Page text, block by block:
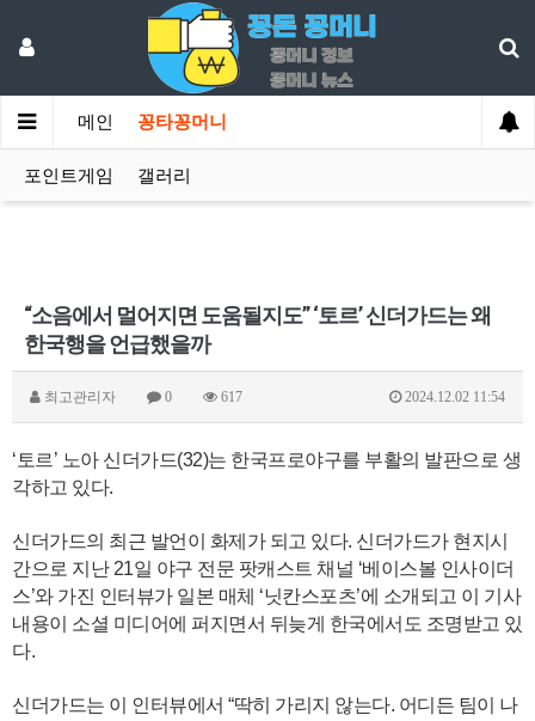
메인 꽁타꽁머니
포인트게임 갤러리
“소음에서 멀어지면 도움될지도” ‘토르’ 신더가드는 왜
한국행을 언급했을까
최고관리자 0 617 2024.12.02 11:54
‘토르’ 노아 신더가드(32)는 한국프로야구를 부활의 발판으로 생
각하고 있다.
신더가드의 최근 발언이 화제가 되고 있다. 신더가드가 현지시
간으로 지난 21일 야구 전문 팟캐스트 채널 ‘베이스볼 인사이더
스’와 가진 인터뷰가 일본 매체 ‘닛칸스포츠’에 소개되고 이 기사
내용이 소셜 미디어에 퍼지면서 뒤늦게 한국에서도 조명받고 있
다.
신더가드는 이 인터뷰에서 “딱히 가리지 않는다. 어디든 팀이 나